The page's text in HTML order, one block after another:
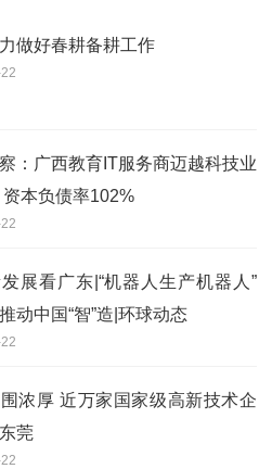
做好春耕备耕工作
：广西教育IT服务商迈越科技业
本负债率102%
展看广东|“机器人生产机器人”
动中国“智”造|环球动态
浓厚 近万家国家级高新技术企
莞